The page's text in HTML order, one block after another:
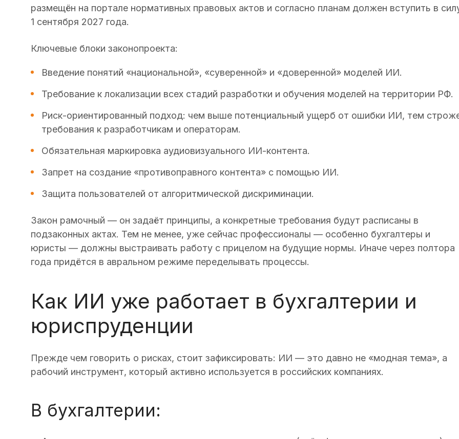
размещён на портале нормативных правовых актов и согласно планам должен вступить в
1 сентября 2027 года.
Ключевые блоки законопроекта:
Введение понятий «национальной», «суверенной» и «доверенной» моделей ИИ.
Требование к локализации всех стадий разработки и обучения моделей на территории РФ.
Риск-ориентированный подход: чем выше потенциальный ущерб от ошибки ИИ, тем
требования к разработчикам и операторам.
Обязательная маркировка аудиовизуального ИИ-контента.
Запрет на создание «противоправного контента» с помощью ИИ.
Защита пользователей от алгоритмической дискриминации.
Закон рамочный — он задаёт принципы, а конкретные требования будут расписаны в
подзаконных актах. Тем не менее, уже сейчас профессионалы — особенно бухгалтеры и
юристы — должны выстраивать работу с прицелом на будущие нормы. Иначе через полтора
года придётся в авральном режиме переделывать процессы.
Как ИИ уже работает в бухгалтерии и
юриспруденции
Прежде чем говорить о рисках, стоит зафиксировать: ИИ — это давно не «модная тема», а
рабочий инструмент, который активно используется в российских компаниях.
В бухгалтерии: